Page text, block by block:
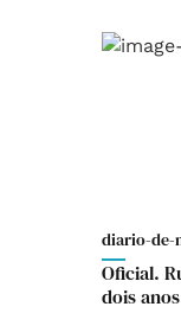
diario-de-
Oficial.
dois